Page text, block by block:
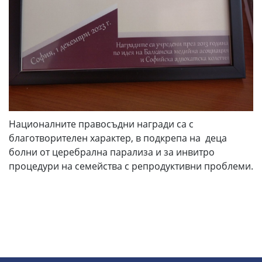
Националните правосъдни награди са с
благотворителен характер, в подкрепа на деца
болни от церебрална парализа и за инвитро
процедури на семейства с репродуктивни проблеми.